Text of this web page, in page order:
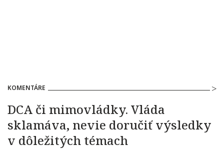
KOMENTÁRE
DCA či mimovládky. Vláda
sklamáva, nevie doručiť výsledky
v dôležitých témach